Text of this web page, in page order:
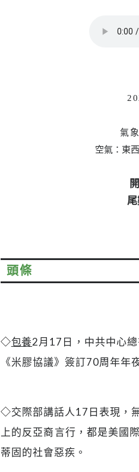
氣
空氣：東
頭條
◇包養2月17日，中共中心
《米膠協議》簽訂70周年年
◇交際部講話人17日表現，
上的反亞裔言行，都是美國
蒂固的社會惡疾。